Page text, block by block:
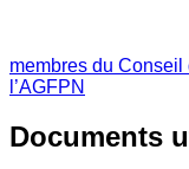
membres du Conseil
l’AGFPN
Documents